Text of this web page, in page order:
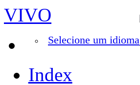
VIVO
Selecione um idioma
Index